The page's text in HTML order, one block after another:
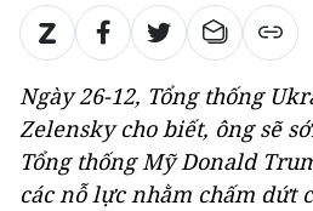
Ngày 26-12, Tổng thống
Zelensky cho biết, ông sẽ
Tổng thống Mỹ Donald
các nỗ lực nhằm chấm dứt